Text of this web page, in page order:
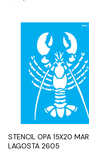
STENCIL OPA 15X20 MAR
LAGOSTA 2605